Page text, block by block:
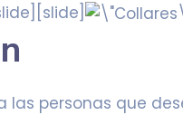
las personas que